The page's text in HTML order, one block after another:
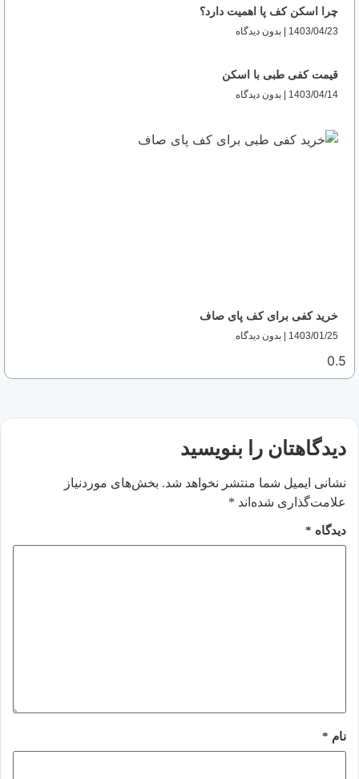
چرا اسکن کف پا اهمیت دارد؟
1403/04/23 بدون دیدگاه
قیمت کفی طبی با اسکن
1403/04/14 بدون دیدگاه
خرید کفی برای کف پای صاف
1403/01/25 بدون دیدگاه
دیدگاهتان را بنویسید
نشانی ایمیل شما منتشر نخواهد شد. بخش‌های موردنیاز
علامت‌گذاری شده‌اند *
دیدگاه *
نام *